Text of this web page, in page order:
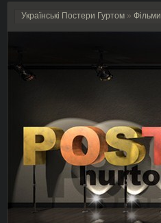
Українські Постери Гуртом » Фільми